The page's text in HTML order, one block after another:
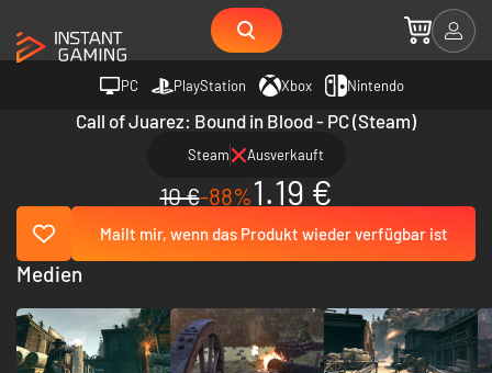
PC PlayStation Xbox Nintendo
Call of Juarez: Bound in Blood - PC (Steam)
Steam Ausverkauft
10 €-88%1.19 €
Mailt mir, wenn das Produkt wieder verfügbar ist
Medien